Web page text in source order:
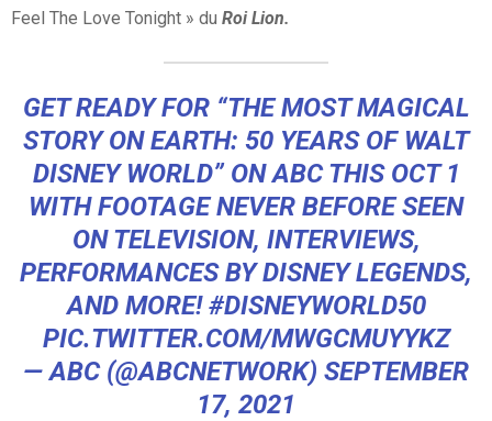
Feel The Love Tonight » du Roi Lion.
GET READY FOR “THE MOST MAGICAL
STORY ON EARTH: 50 YEARS OF WALT
DISNEY WORLD” ON ABC THIS OCT 1
WITH FOOTAGE NEVER BEFORE SEEN
ON TELEVISION, INTERVIEWS,
PERFORMANCES BY DISNEY LEGENDS,
AND MORE!#DISNEYWORLD50
PIC.TWITTER.COM/MWGCMUYYKZ
— ABC (@ABCNETWORK) SEPTEMBER
17, 2021